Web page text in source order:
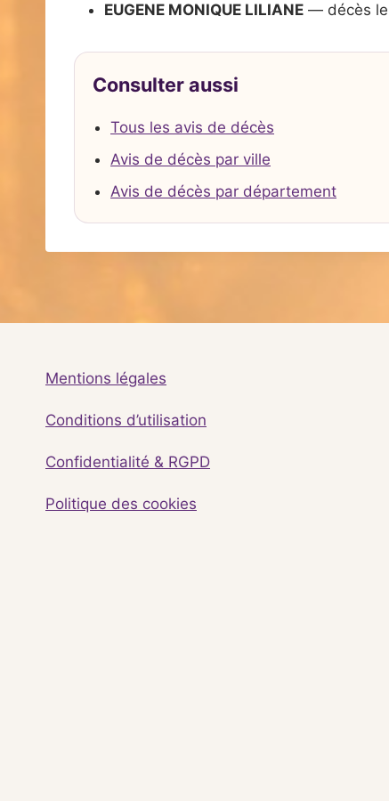
EUGENE MONIQUE LILIANE — décès
Consulter aussi
Tous les avis de décès
Avis de décès par ville
Avis de décès par département
Mentions légales
Conditions d’utilisation
Confidentialité & RGPD
Politique des cookies